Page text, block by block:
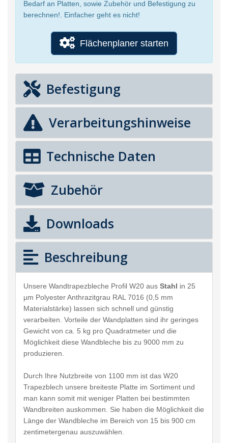
Bedarf an Platten, sowie Zubehör und Befestigung zu
berechnen!. Einfacher geht es nicht!
Flächenplaner starten
Befestigung
Verarbeitungshinweise
Technische Daten
Zubehör
Downloads
Beschreibung
Unsere Wandtrapezbleche Profil W20 aus Stahl in 25
µm Polyester Anthrazitgrau RAL 7016 (0,5 mm
Materialstärke) lassen sich schnell und günstig
verarbeiten. Vorteile der Wandplatten sind ihr geringes
Gewicht von ca. 5 kg pro Quadratmeter und die
Möglichkeit diese Wandbleche bis zu 9000 mm zu
produzieren.
Durch Ihre Nutzbreite von 1100 mm ist das W20
Trapezblech unsere breiteste Platte im Sortiment und
man kann somit mit weniger Platten bei bestimmten
Wandbreiten auskommen. Sie haben die Möglichkeit die
Länge der Wandbleche im Bereich von 15 bis 900 cm
zentimetergenau auszuwählen.